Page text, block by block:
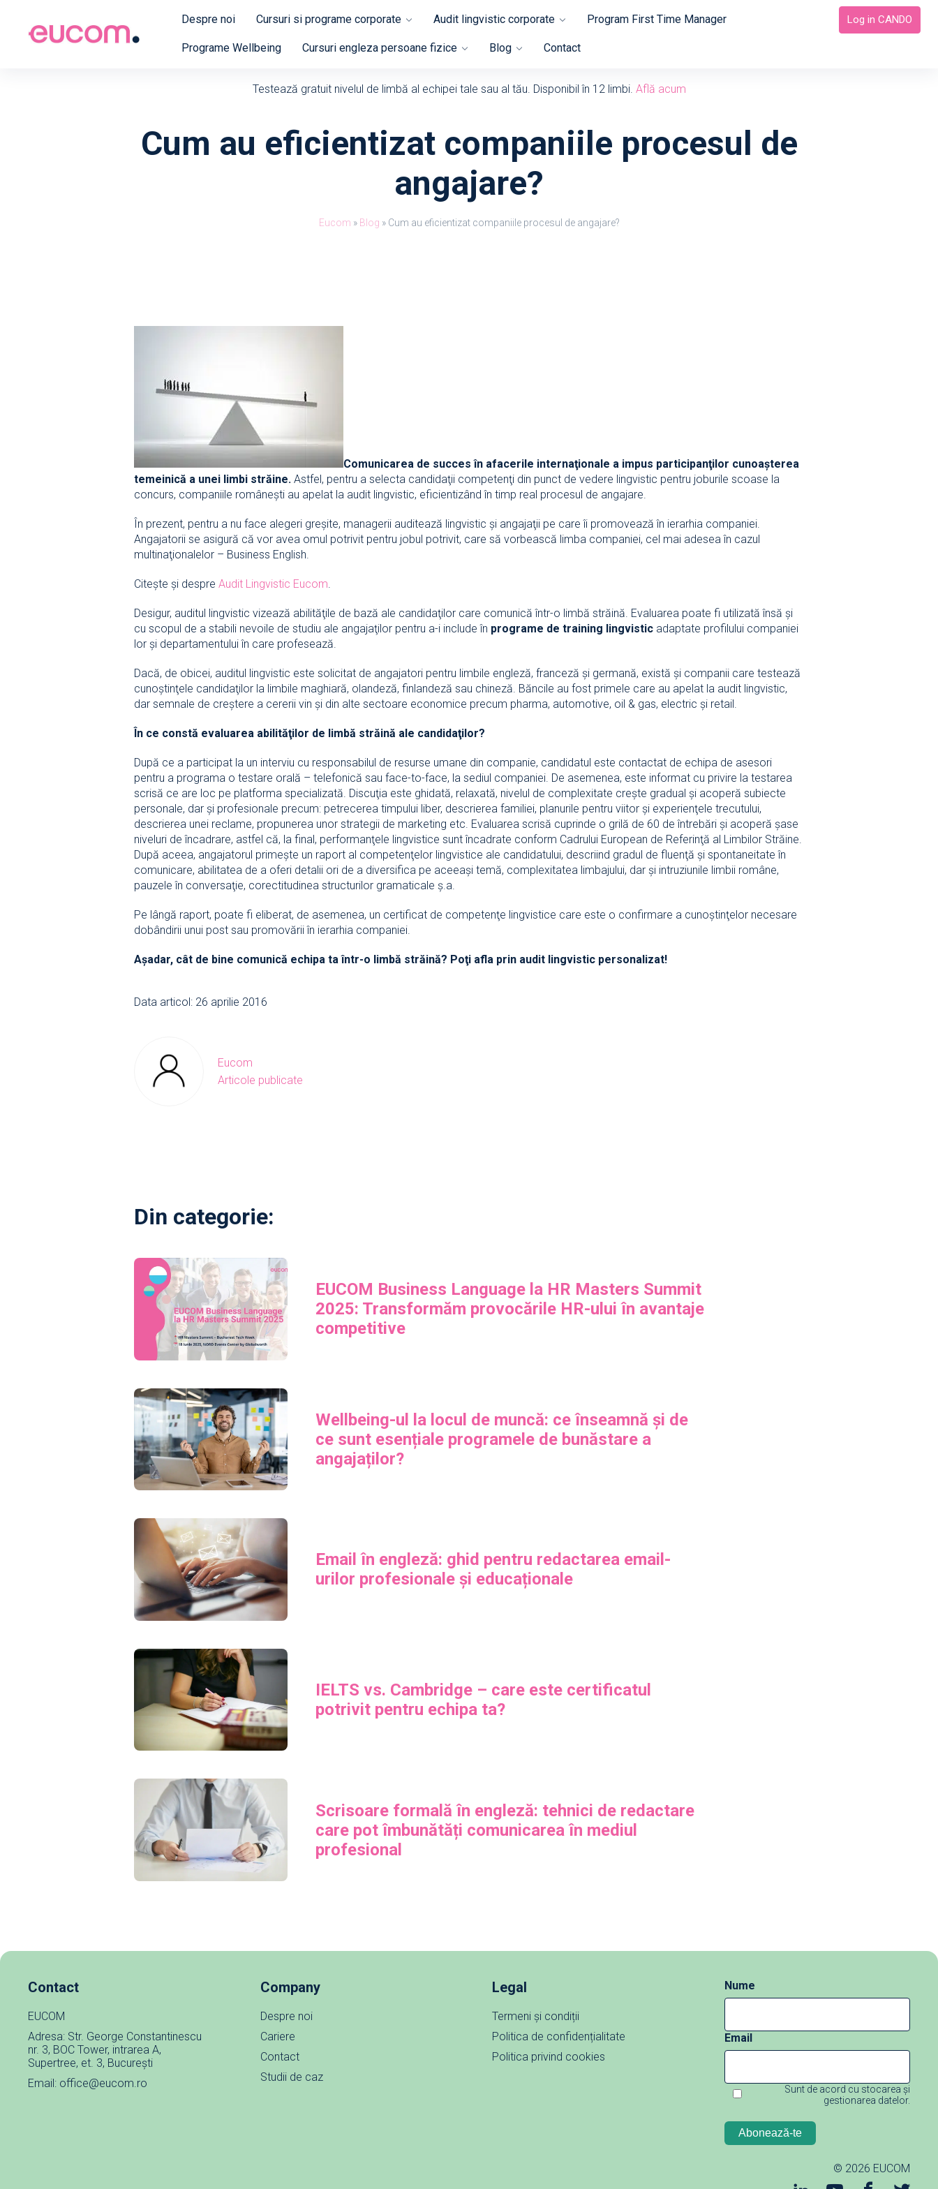
Despre noi Cursuri si programe corporate Audit lingvistic corporate Program First Time Manager
Programe Wellbeing Cursuri engleza persoane fizice Blog Contact
Log in CANDO
Testează gratuit nivelul de limbă al echipei tale sau al tău. Disponibil în 12 limbi. Află acum
Cum au eficientizat companiile procesul de
angajare?
Eucom » Blog » Cum au eficientizat companiile procesul de angajare?
Comunicarea de succes în afacerile internaţionale a impus participanţilor cunoaşterea
temeinică a unei limbi străine. Astfel, pentru a selecta candidaţii competenţi din punct de vedere lingvistic pentru joburile scoase la
concurs, companiile româneşti au apelat la audit lingvistic, eficientizând în timp real procesul de angajare.
În prezent, pentru a nu face alegeri greşite, managerii auditează lingvistic şi angajaţii pe care îi promovează în ierarhia companiei.
Angajatorii se asigură că vor avea omul potrivit pentru jobul potrivit, care să vorbească limba companiei, cel mai adesea în cazul
multinaţionalelor – Business English.
Citeşte și despre Audit Lingvistic Eucom.
Desigur, auditul lingvistic vizează abilităţile de bază ale candidaţilor care comunică într-o limbă străină. Evaluarea poate fi utilizată însă şi
cu scopul de a stabili nevoile de studiu ale angajaţilor pentru a-i include în programe de training lingvistic adaptate profilului companiei
lor şi departamentului în care profesează.
Dacă, de obicei, auditul lingvistic este solicitat de angajatori pentru limbile engleză, franceză şi germană, există şi companii care testează
cunoştinţele candidaţilor la limbile maghiară, olandeză, finlandeză sau chineză. Băncile au fost primele care au apelat la audit lingvistic,
dar semnale de creştere a cererii vin şi din alte sectoare economice precum pharma, automotive, oil & gas, electric şi retail.
În ce constă evaluarea abilităţilor de limbă străină ale candidaţilor?
După ce a participat la un interviu cu responsabilul de resurse umane din companie, candidatul este contactat de echipa de asesori
pentru a programa o testare orală – telefonică sau face-to-face, la sediul companiei. De asemenea, este informat cu privire la testarea
scrisă ce are loc pe platforma specializată. Discuţia este ghidată, relaxată, nivelul de complexitate creşte gradual şi acoperă subiecte
personale, dar şi profesionale precum: petrecerea timpului liber, descrierea familiei, planurile pentru viitor şi experienţele trecutului,
descrierea unei reclame, propunerea unor strategii de marketing etc. Evaluarea scrisă cuprinde o grilă de 60 de întrebări şi acoperă şase
niveluri de încadrare, astfel că, la final, performanţele lingvistice sunt încadrate conform Cadrului European de Referinţă al Limbilor Străine.
După aceea, angajatorul primeşte un raport al competenţelor lingvistice ale candidatului, descriind gradul de fluenţă şi spontaneitate în
comunicare, abilitatea de a oferi detalii ori de a diversifica pe aceeaşi temă, complexitatea limbajului, dar şi intruziunile limbii române,
pauzele în conversaţie, corectitudinea structurilor gramaticale ş.a.
Pe lângă raport, poate fi eliberat, de asemenea, un certificat de competenţe lingvistice care este o confirmare a cunoştinţelor necesare
dobândirii unui post sau promovării în ierarhia companiei.
Aşadar, cât de bine comunică echipa ta într-o limbă străină? Poţi afla prin audit lingvistic personalizat!
Data articol: 26 aprilie 2016
Eucom
Articole publicate
Din categorie:
EUCOM Business Language la HR Masters Summit
2025: Transformăm provocările HR-ului în avantaje
competitive
Wellbeing-ul la locul de muncă: ce înseamnă și de
ce sunt esențiale programele de bunăstare a
angajaților?
Email în engleză: ghid pentru redactarea email-
urilor profesionale și educaționale
IELTS vs. Cambridge – care este certificatul
potrivit pentru echipa ta?
Scrisoare formală în engleză: tehnici de redactare
care pot îmbunătăți comunicarea în mediul
profesional
Contact
EUCOM
Adresa: Str. George Constantinescu
nr. 3, BOC Tower, intrarea A,
Supertree, et. 3, București
Email: office@eucom.ro
Company
Despre noi
Cariere
Contact
Studii de caz
Legal
Termeni și condiții
Politica de confidențialitate
Politica privind cookies
Nume
Email
Sunt de acord cu stocarea și
gestionarea datelor.
© 2026 EUCOM